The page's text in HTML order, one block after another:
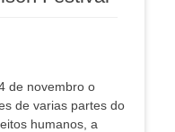
de novembro o
de varias partes do
humanos, a